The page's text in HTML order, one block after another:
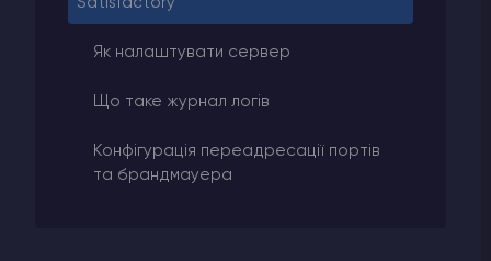
Як налаштувати сервер
Що таке журнал логів
Конфігурація переадресації портів
та брандмауера